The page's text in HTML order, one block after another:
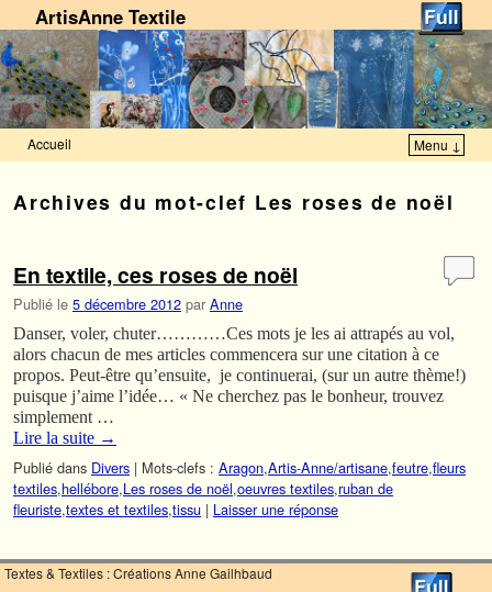
ArtisAnne Textile
Accueil Menu ↓
Archives du mot-clef Les roses de noël
En textile, ces roses de noël
Publié le 5 décembre 2012 par Anne
Danser, voler, chuter…………Ces mots je les ai attrapés au vol,
alors chacun de mes articles commencera sur une citation à ce
propos. Peut-être qu’ensuite, je continuerai, (sur un autre thème!)
puisque j’aime l’idée… « Ne cherchez pas le bonheur, trouvez
simplement …
Lire la suite →
Publié dans Divers | Mots-clefs : Aragon,Artis-Anne/artisane,feutre,fleurs
textiles,hellébore,Les roses de noël,oeuvres textiles,ruban de
fleuriste,textes et textiles,tissu | Laisser une réponse
Textes & Textiles : Créations Anne Gailhbaud